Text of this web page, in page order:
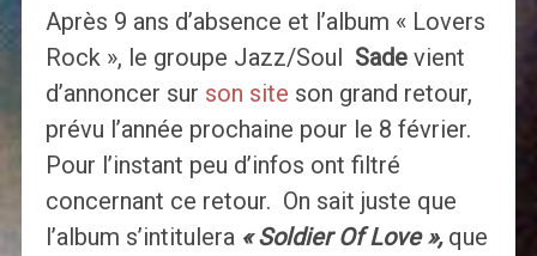
Après 9 ans d’absence et l’album « Lovers
Rock », le groupe Jazz/Soul Sadevient
d’annoncer sur son site son grand retour,
prévu l’année prochaine pour le 8 février.
Pour l’instant peu d’infos ont filtré
concernant ce retour. On sait juste que
l’album s’intitulera « Soldier Of Love », que